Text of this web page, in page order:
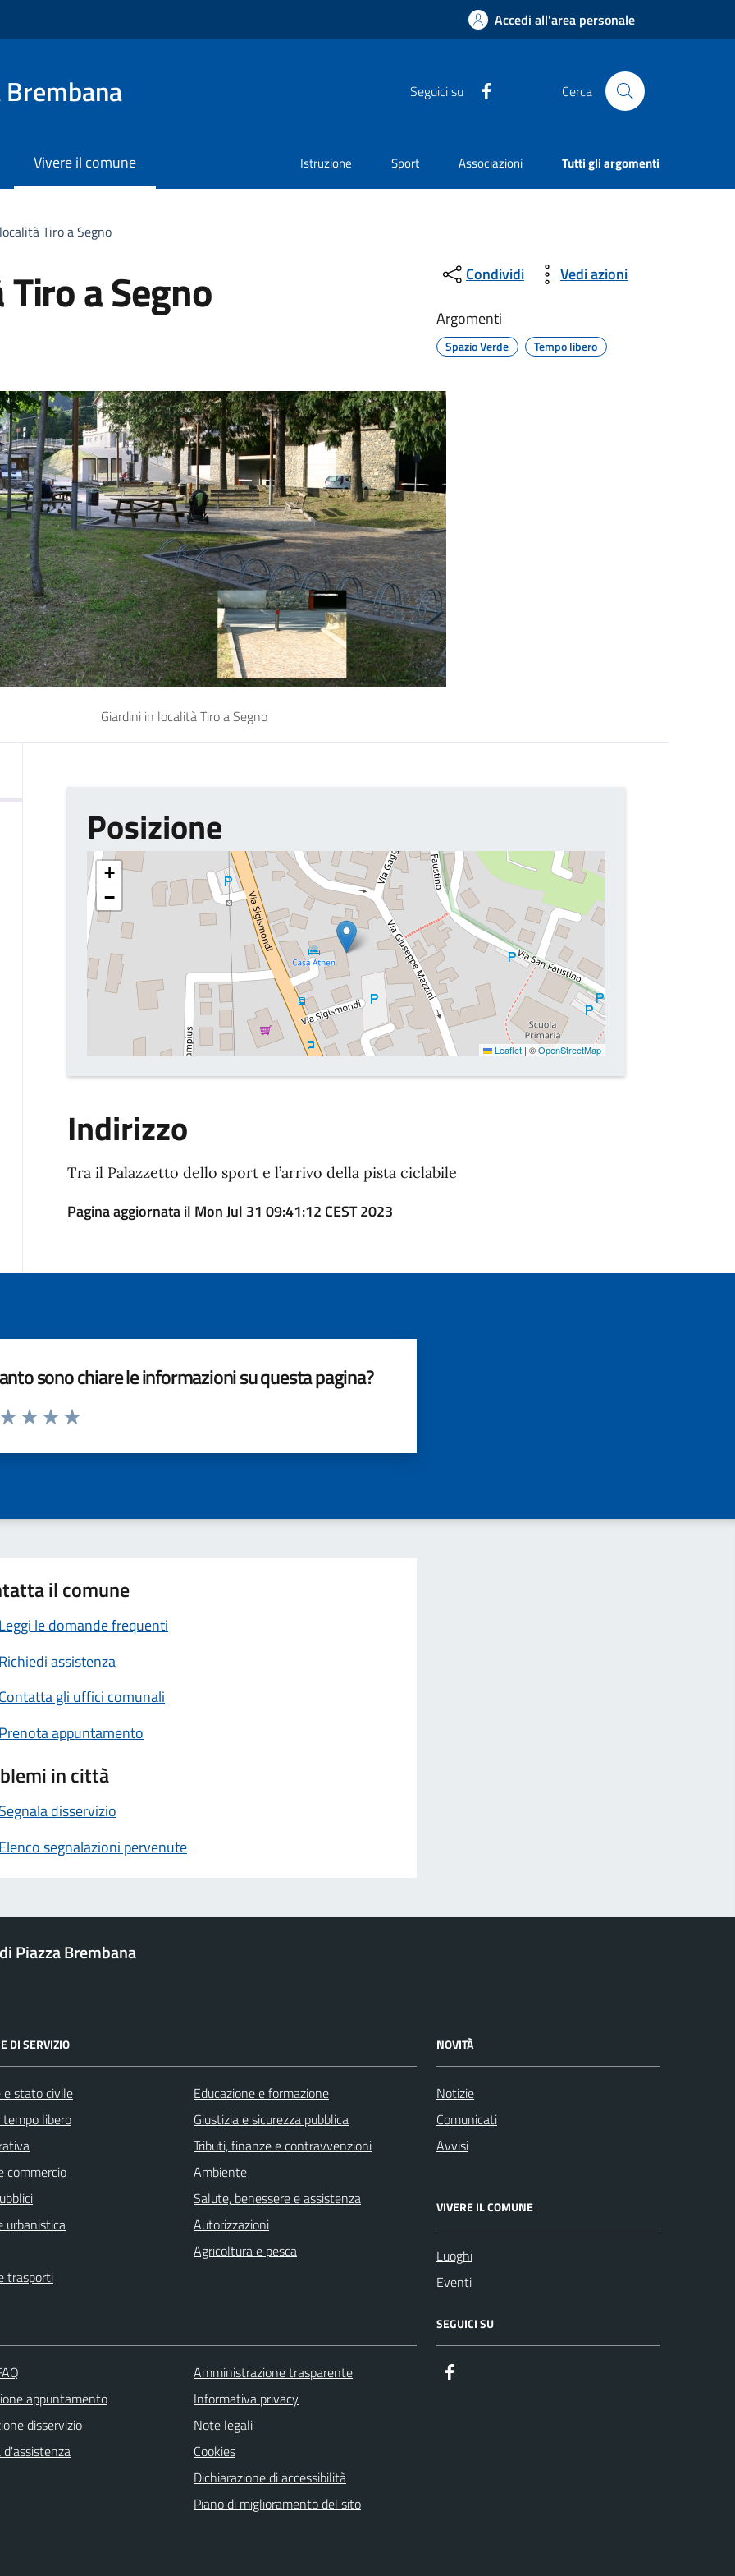
Accedi all'area personale
Brembana Seguici su Cerca
Vivere il comune Istruzione Sport Associazioni Tutti gli argomenti
Tiro a Segno
a Segno Condividi
Vedi azioni
Argomenti
Spazio Verde Tempo libero
Giardini in località Tiro a Segno
Posizione
+
−
Leaflet | ©OpenStreetMap
Indirizzo
Tra il Palazzetto dello sport e l’arrivo della pista ciclabile
Pagina aggiornata il Mon Jul 31 09:41:12 CEST 2023
sono chiare le informazioni su questa pagina?
da 1 a 5 stelle la pagina
il comune
Leggi le domande frequenti
Richiedi assistenza
Contatta gli uffici comunali
Prenota appuntamento
in città
Segnala disservizio
Elenco segnalazioni pervenute
Piazza Brembana
DI SERVIZIO
e stato civile
libero
commercio
urbanistica
trasporti
Educazione e formazione
Giustizia e sicurezza pubblica
Tributi, finanze e contravvenzioni
Ambiente
Salute, benessere e assistenza
Autorizzazioni
Agricoltura e pesca
NOVITÀ
Notizie
Comunicati
Avvisi
VIVERE IL COMUNE
Luoghi
Eventi
appuntamento
disservizio
d'assistenza
Amministrazione trasparente
Informativa privacy
Note legali
Cookies
Dichiarazione di accessibilità
Piano di miglioramento del sito
SEGUICI SU